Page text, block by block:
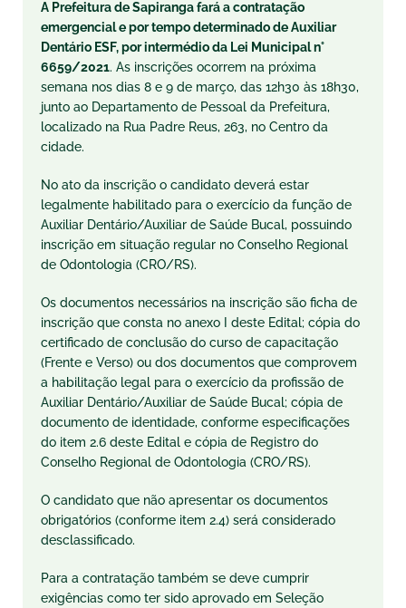
A Prefeitura de Sapiranga fará a contratação
emergencial e por tempo determinado de Auxiliar
Dentário ESF, por intermédio da Lei Municipal n°
6659/2021. As inscrições ocorrem na próxima
semana nos dias 8 e 9 de março, das 12h30 às 18h30,
junto ao Departamento de Pessoal da Prefeitura,
localizado na Rua Padre Reus, 263, no Centro da
cidade.
No ato da inscrição o candidato deverá estar
legalmente habilitado para o exercício da função de
Auxiliar Dentário/Auxiliar de Saúde Bucal, possuindo
inscrição em situação regular no Conselho Regional
de Odontologia (CRO/RS).
Os documentos necessários na inscrição são ficha de
inscrição que consta no anexo I deste Edital; cópia do
certificado de conclusão do curso de capacitação
(Frente e Verso) ou dos documentos que comprovem
a habilitação legal para o exercício da profissão de
Auxiliar Dentário/Auxiliar de Saúde Bucal; cópia de
documento de identidade, conforme especificações
do item 2.6 deste Edital e cópia de Registro do
Conselho Regional de Odontologia (CRO/RS).
O candidato que não apresentar os documentos
obrigatórios (conforme item 2.4) será considerado
desclassificado.
Para a contratação também se deve cumprir
exigências como ter sido aprovado em Seleção